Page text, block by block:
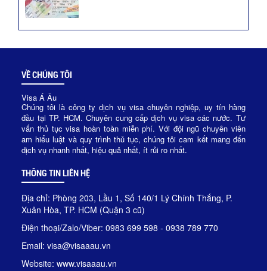
VỀ CHÚNG TÔI
Visa Á Âu
Chúng tôi là công ty dịch vụ visa chuyên nghiệp, uy tín hàng
đầu tại TP. HCM. Chuyên cung cấp dịch vụ visa các nước. Tư
vấn thủ tục visa hoàn toàn miễn phí. Với đội ngũ chuyên viên
am hiểu luật và quy trình thủ tục, chúng tôi cam kết mang đến
dịch vụ nhanh nhất, hiệu quả nhất, ít rủi ro nhất.
THÔNG TIN LIÊN HỆ
Địa chỉ: Phòng 203, Lầu 1, Số 140/1 Lý Chính Thắng, P.
Xuân Hòa, TP. HCM (Quận 3 cũ)
Điện thoại/Zalo/Viber: 0983 699 598 - 0938 789 770
Email: visa@visaaau.vn
Website: www.visaaau.vn